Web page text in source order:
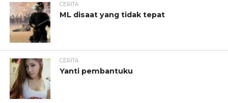
CERITA
ML disaat yang tidak tepat
CERITA
Yanti pembantuku